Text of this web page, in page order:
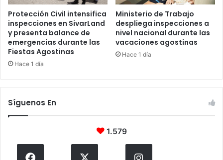
Protección Civil intensifica
inspecciones en SivarLand
y presenta balance de
emergencias durante las
Fiestas Agostinas
Hace 1 día
Ministerio de Trabajo
despliega inspecciones a
nivel nacional durante las
vacaciones agostinas
Hace 1 día
Síguenos En
1.579